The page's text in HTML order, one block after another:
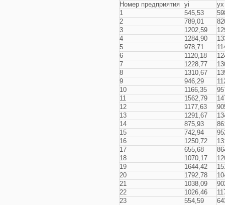
Номер предприятия yi
yx
1
545,53
2
789,01
3
1202,59
4
1284,90
5
978,71
6
1120,18
7
1228,77
8
1310,67
9
946,29
10
1166,35
11
1562,79
12
1177,63
13
1291,67
14
875,93
15
742,94
16
1250,72
17
655,68
18
1070,17
19
1644,42
20
1792,78
21
1038,09
22
1026,46
23
554,59